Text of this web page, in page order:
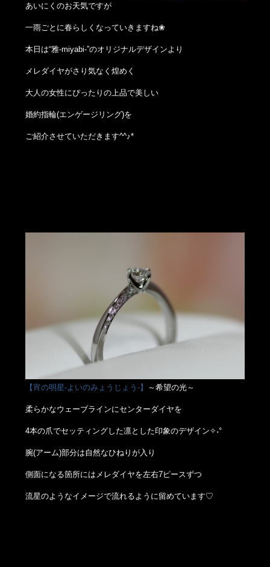
あいにくのお天気ですが
一雨ごとに春らしくなっていきますね❀
本日は“雅-miyabi-”のオリジナルデザインより
メレダイヤがさり気なく煌めく
大人の女性にぴったりの上品で美しい
婚約指輪(エンゲージリング)を
ご紹介させていただきます^^♪*
【宵の明星-よいのみょうじょう-】 ～希望の光～
柔らかなウェーブラインにセンターダイヤを
4本の爪でセッティングした凛とした印象のデザイン✧˖°
腕(アーム)部分は自然なひねりが入り
側面になる箇所にはメレダイヤを左右7ピースずつ
流星のようなイメージで流れるように留めています♡